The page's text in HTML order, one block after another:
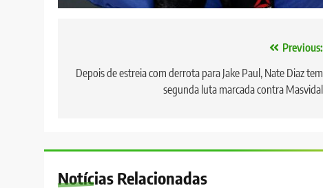
de
Previous:
Depois de estreia com derrota para Jake Paul, Nate Diaz tem
segunda luta marcada contra Masvidal
Notícias Relacionadas